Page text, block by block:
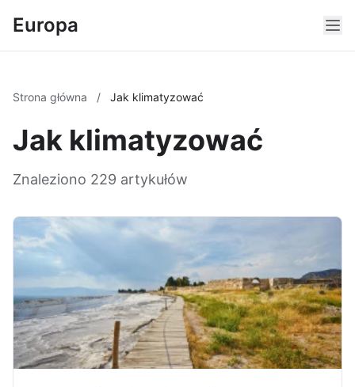
Europa
Strona główna / Jak klimatyzować
Jak klimatyzować
Znaleziono 229 artykułów